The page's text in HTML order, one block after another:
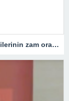
#CANLI Cumhurbaşkanı Erdoğan kamu işçilerinin zam oranını açıklıyor